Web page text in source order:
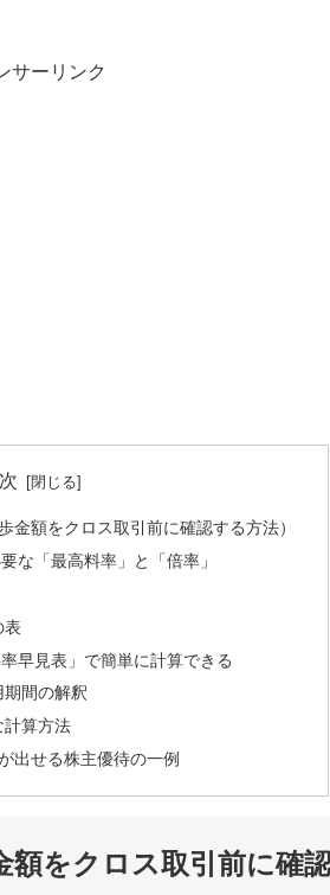
サーリンク
金額をクロス取引前に確認する方法）
な「最高料率」と「倍率」
表
早見表」で簡単に計算できる
間の解釈
計算方法
出せる株主優待の一例
額をクロス取引前に確